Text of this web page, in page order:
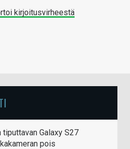
kirjoitusvirheestä
tiputtavan Galaxy S27
pois